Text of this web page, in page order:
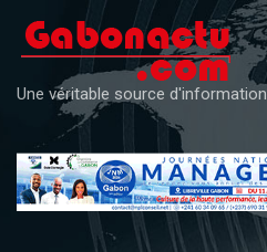
content
Une véritable source d'information